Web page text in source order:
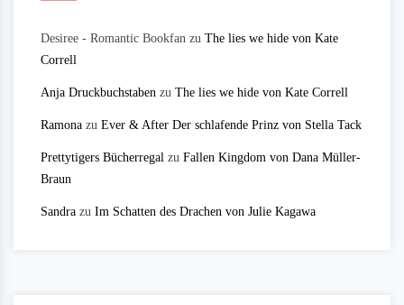
Desiree - Romantic Bookfan zu The lies we hide von Kate
Correll
Anja Druckbuchstaben zu The lies we hide von Kate Correll
Ramona zu Ever & After Der schlafende Prinz von Stella Tack
Prettytigers Bücherregal zu Fallen Kingdom von Dana Müller-
Braun
Sandra zu Im Schatten des Drachen von Julie Kagawa